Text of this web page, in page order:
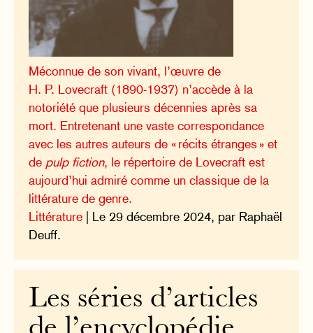
Méconnue de son vivant, l’œuvre de
H. P. Lovecraft (1890-1937) n’accède à la
notoriété que plusieurs décennies après sa
mort. Entretenant une vaste correspondance
avec les autres auteurs de « récits étranges » et
de pulp fiction, le répertoire de Lovecraft est
aujourd’hui admiré comme un classique de la
littérature de genre.
Littérature | Le 29 décembre 2024, par Raphaël
Deuff.
Les séries d’articles